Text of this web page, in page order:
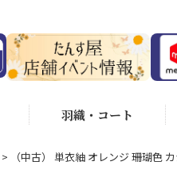
羽織・コート
（中古） 単衣紬 オレンジ 珊瑚色